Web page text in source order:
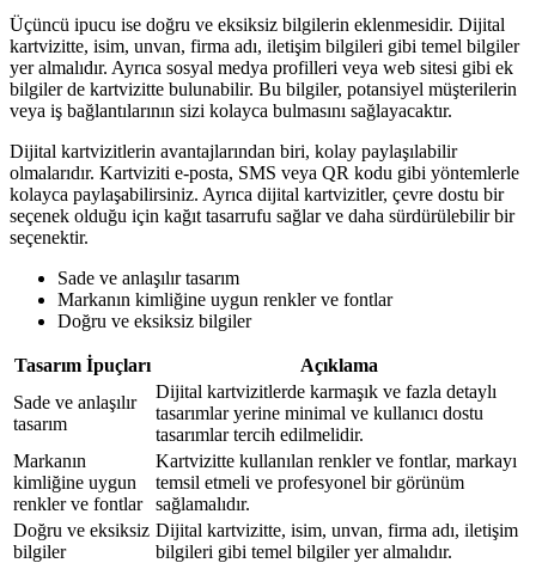
Üçüncü ipucu ise doğru ve eksiksiz bilgilerin eklenmesidir. Dijital
kartvizitte, isim, unvan, firma adı, iletişim bilgileri gibi temel bilgiler
yer almalıdır. Ayrıca sosyal medya profilleri veya web sitesi gibi ek
bilgiler de kartvizitte bulunabilir. Bu bilgiler, potansiyel müşterilerin
veya iş bağlantılarının sizi kolayca bulmasını sağlayacaktır.
Dijital kartvizitlerin avantajlarından biri, kolay paylaşılabilir
olmalarıdır. Kartviziti e-posta, SMS veya QR kodu gibi yöntemlerle
kolayca paylaşabilirsiniz. Ayrıca dijital kartvizitler, çevre dostu bir
seçenek olduğu için kağıt tasarrufu sağlar ve daha sürdürülebilir bir
seçenektir.
Sade ve anlaşılır tasarım
Markanın kimliğine uygun renkler ve fontlar
Doğru ve eksiksiz bilgiler
Tasarım İpuçları
Açıklama
Sade ve anlaşılır
tasarım
Dijital kartvizitlerde karmaşık ve fazla detaylı
tasarımlar yerine minimal ve kullanıcı dostu
tasarımlar tercih edilmelidir.
Markanın
kimliğine uygun
renkler ve fontlar
Kartvizitte kullanılan renkler ve fontlar, markayı
temsil etmeli ve profesyonel bir görünüm
sağlamalıdır.
Doğru ve eksiksiz
bilgiler
Dijital kartvizitte, isim, unvan, firma adı, iletişim
bilgileri gibi temel bilgiler yer almalıdır.